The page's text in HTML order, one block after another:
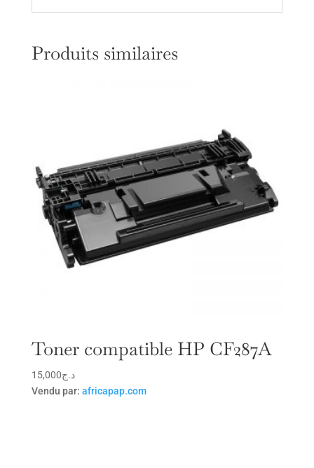
Produits similaires
Toner compatible HP CF287A
د.ج15,000
Vendu par: africapap.com